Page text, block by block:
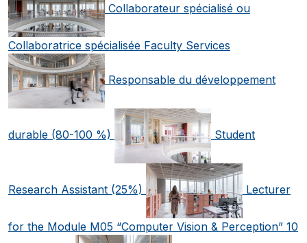
Collaborateur spécialisé ou
Collaboratrice spécialisée Faculty Services
Responsable du développement
durable (80-100 %) Student
Research Assistant (25%) Lecturer
for the Module M05 “Computer Vision & Perception” 10